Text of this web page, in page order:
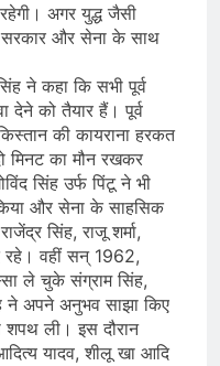
अगर युद्ध जैसी
सरकार और सेना के साथ
ने कहा कि सभी पूर्व
देने को तैयार हैं। पूर्व
की कायराना हरकत
मिनट का मौन रखकर
सिंह उर्फ पिंटू ने भी
और सेना के साहसिक
सिंह, राजू शर्मा,
रहे। वहीं सन् 1962,
ले चुके संग्राम सिंह,
ने अपने अनुभव साझा किए
शपथ ली। इस दौरान
यादव, शीलू खा आदि